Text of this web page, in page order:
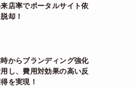
店率でポータルサイト依
却！
からブランディング強化
し、費用対効果の高い反
を実現！